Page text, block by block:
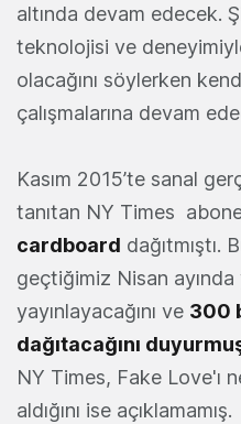
altında devam edecek.
teknolojisi ve
olacağını söylerken
çalışmalarına devam
Kasım 2015’te sanal
tanıtan NY Times
cardboard dağıtmıştı.
geçtiğimiz Nisan
yayınlayacağını ve 300
dağıtacağını
NY Times, Fake Love'ı
aldığını ise açıklamamış.